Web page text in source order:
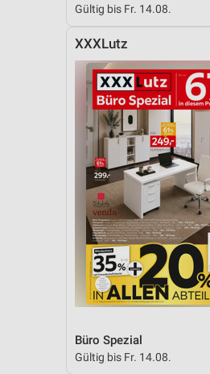
Gültig bis Fr. 14.08.
XXXLutz
Büro Spezial
Gültig bis Fr. 14.08.